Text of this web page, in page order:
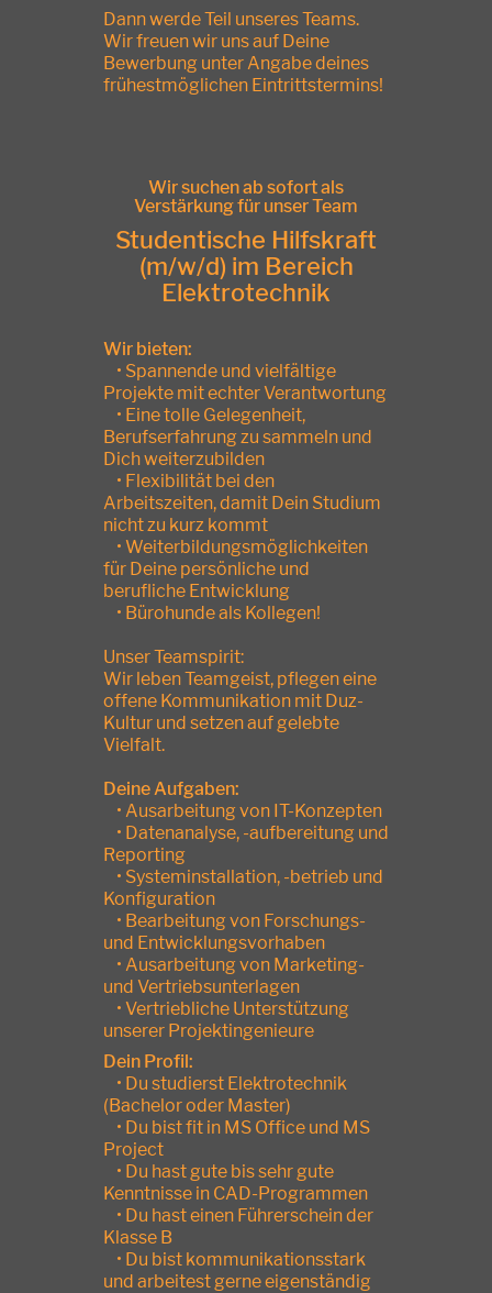
Dann werde Teil unseres Teams.
Wir freuen wir uns auf Deine
Bewerbung unter Angabe deines
frühestmöglichen Eintrittstermins!
Wir suchen ab sofort als
Verstärkung für unser Team
Studentische Hilfskraft
(m/w/d) im Bereich
Elektrotechnik
Wir bieten:
• Spannende und vielfältige
Projekte mit echter Verantwortung
• Eine tolle Gelegenheit,
Berufserfahrung zu sammeln und
Dich weiterzubilden
• Flexibilität bei den
Arbeitszeiten, damit Dein Studium
nicht zu kurz kommt
• Weiterbildungsmöglichkeiten
für Deine persönliche und
berufliche Entwicklung
• Bürohunde als Kollegen!
Unser Teamspirit:
Wir leben Teamgeist, pflegen eine
offene Kommunikation mit Duz-
Kultur und setzen auf gelebte
Vielfalt.
Deine Aufgaben:
• Ausarbeitung von IT-Konzepten
• Datenanalyse, -aufbereitung und
Reporting
• Systeminstallation, -betrieb und
Konfiguration
• Bearbeitung von Forschungs-
und Entwicklungsvorhaben
• Ausarbeitung von Marketing-
und Vertriebsunterlagen
• Vertriebliche Unterstützung
unserer Projektingenieure
Dein Profil:
• Du studierst Elektrotechnik
(Bachelor oder Master)
• Du bist fit in MS Office und MS
Project
• Du hast gute bis sehr gute
Kenntnisse in CAD-Programmen
• Du hast einen Führerschein der
Klasse B
• Du bist kommunikationsstark
und arbeitest gerne eigenständig